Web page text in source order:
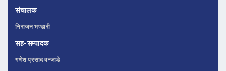
संचालक
निराजन भण्डारी
सह-सम्पादक
गणेश प्रसाद वन्जाडे